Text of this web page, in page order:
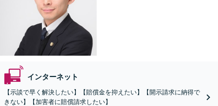
インターネット
【示談で早く解決したい】【賠償金を抑えたい】【開示請求に納得で
きない】【加害者に賠償請求したい】